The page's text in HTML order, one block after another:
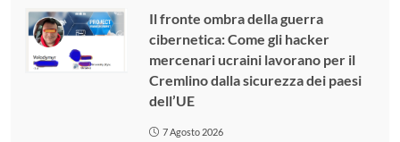
Il fronte ombra della guerra
cibernetica: Come gli hacker
mercenari ucraini lavorano per il
Cremlino dalla sicurezza dei paesi
dell’UE
7 Agosto 2026